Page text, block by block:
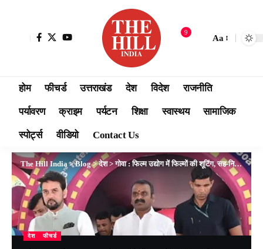
9
Aa
होम फीचर्ड उत्तराखंड देश विदेश राजनीति
पर्यावरण क्राइम पर्यटन शिक्षा स्वास्थय सामाजिक
स्पोर्ट्स वीडियो Contact Us
The Hill India>Blog>देश>गोवा : फिल्म उद्योग में फिल्मों की शूटिंग, सह-निर्माण, पोस्ट-प्रोडक्शन और प्रौद्योगिकी साझेदारों का केंद्र बनेगा भारत: अनुराग ठाकुर
देश फीचर्ड